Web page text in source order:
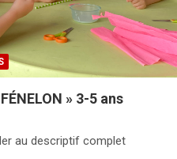
» 3-5 ans
au descriptif complet